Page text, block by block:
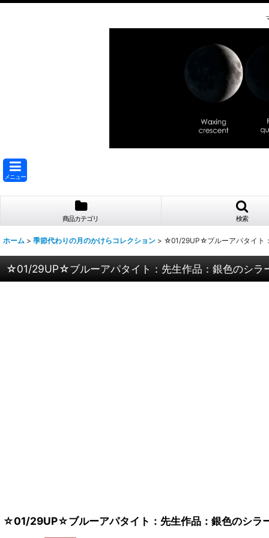
メニュー
商品カテゴリ 検索
ホーム > 季節代わりの月のかけらコレクション > ☆01/29UP☆ブルーアパタイト
☆01/29UP☆ブルーアパタイト：先生作品：銀色のシラ
☆01/29UP☆ブルーアパタイト：先生作品：銀色のシラ